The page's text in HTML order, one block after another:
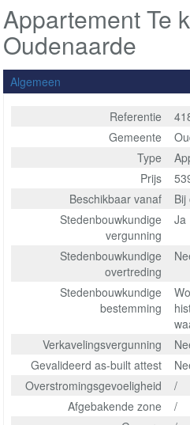
Appartement Te
Oudenaarde
Algemeen
Referentie
Gemeente
Type
Prijs
Beschikbaar vanaf
Bij
Stedenbouwkundige
vergunning
Ja
Stedenbouwkundige
overtreding
Stedenbouwkundige
bestemming
Verkavelingsvergunning
Gevalideerd as-built attest
Overstromingsgevoeligheid
/
Afgebakende zone
/